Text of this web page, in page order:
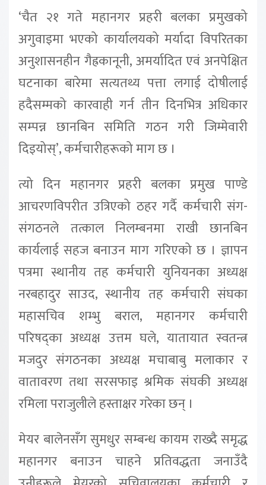
‘चैत २१ गते महानगर प्रहरी बलका प्रमुखको
अगुवाइमा भएको कार्यालयको मर्यादा विपरितका
अनुशासनहीन गैह्रकानूनी, अमर्यादित एवं अनपेक्षित
घटनाका बारेमा सत्यतथ्य पत्ता लगाई दोषीलाई
हदैसम्मको कारवाही गर्न तीन दिनभित्र अधिकार
सम्पन्न छानबिन समिति गठन गरी जिम्मेवारी
दिइयोस्’, कर्मचारीहरूको माग छ ।
त्यो दिन महानगर प्रहरी बलका प्रमुख पाण्डे
आचरणविपरीत उत्रिएको ठहर गर्दै कर्मचारी संग-
संगठनले तत्काल निलम्बनमा राखी छानबिन
कार्यलाई सहज बनाउन माग गरिएको छ । ज्ञापन
पत्रमा स्थानीय तह कर्मचारी युनियनका अध्यक्ष
नरबहादुर साउद, स्थानीय तह कर्मचारी संघका
महासचिव शम्भु बराल, महानगर कर्मचारी
परिषद्का अध्यक्ष उत्तम घले, यातायात स्वतन्त्र
मजदुर संगठनका अध्यक्ष मचाबाबु मलाकार र
वातावरण तथा सरसफाइ श्रमिक संघकी अध्यक्ष
रमिला पराजुलीले हस्ताक्षर गरेका छन् ।
मेयर बालेनसँग सुमधुर सम्बन्ध कायम राख्दै समृद्ध
महानगर बनाउन चाहने प्रतिवद्धता जनाउँदै